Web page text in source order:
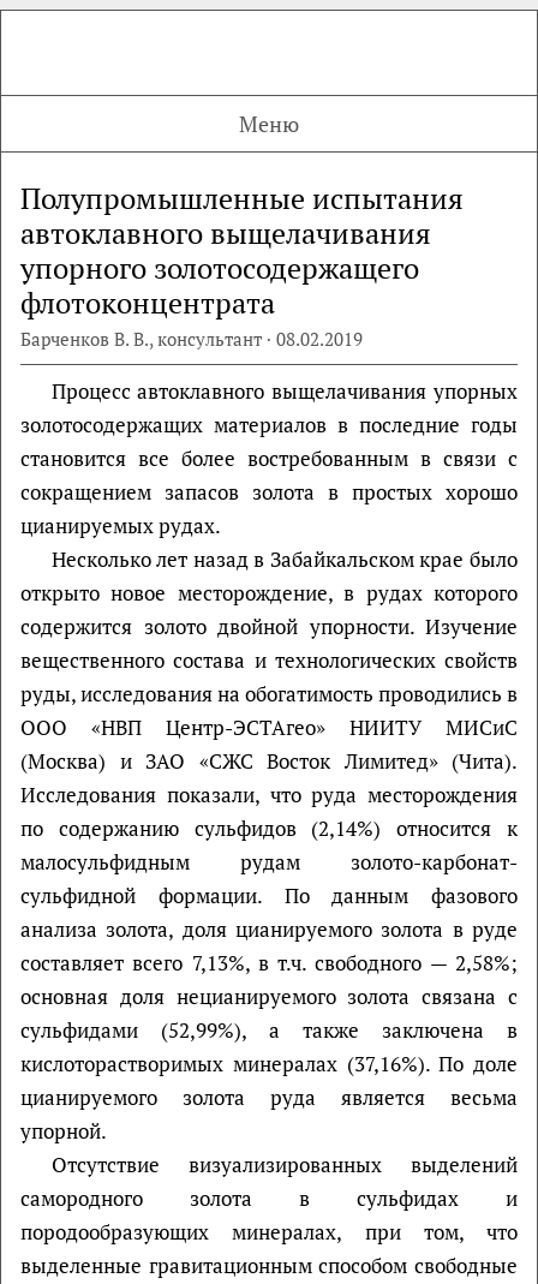
Меню
Полупромышленные испытания
автоклавного выщелачивания
упорного золотосодержащего
флотоконцентрата
Барченков В. В., консультант · 08.02.2019
Процесс автоклавного выщелачивания упорных
золотосодержащих материалов в последние годы
становится все более востребованным в связи с
сокращением запасов золота в простых хорошо
цианируемых рудах.
Несколько лет назад в Забайкальском крае было
открыто новое месторождение, в рудах которого
содержится золото двойной упорности. Изучение
вещественного состава и технологических свойств
руды, исследования на обогатимость проводились в
ООО «НВП Центр-ЭСТАгео» НИИТУ МИСиС
(Москва) и ЗАО «СЖС Восток Лимитед» (Чита).
Исследования показали, что руда месторождения
по содержанию сульфидов (2,14%) относится к
малосульфидным рудам золото-карбонат-
сульфидной формации. По данным фазового
анализа золота, доля цианируемого золота в руде
составляет всего 7,13%, в т.ч. свободного — 2,58%;
основная доля нецианируемого золота связана с
сульфидами (52,99%), а также заключена в
кислоторастворимых минералах (37,16%). По доле
цианируемого золота руда является весьма
упорной.
Отсутствие визуализированных выделений
самородного золота в сульфидах и
породообразующих минералах, при том, что
выделенные гравитационным способом свободные